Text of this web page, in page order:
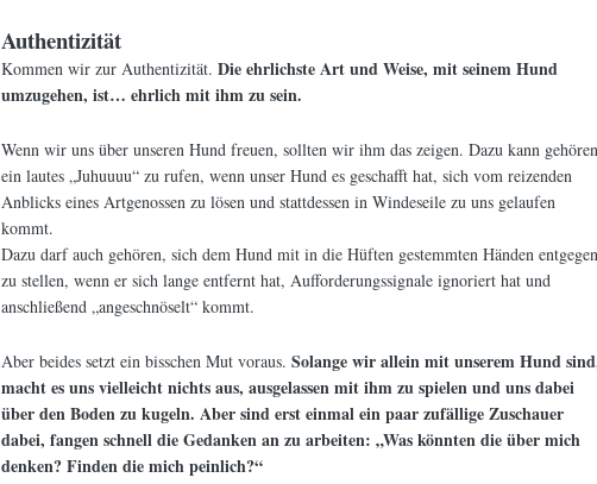
Authentizität
Kommen wir zur Authentizität. Die ehrlichste Art und Weise, mit seinem Hund
umzugehen, ist… ehrlich mit ihm zu sein.
Wenn wir uns über unseren Hund freuen, sollten wir ihm das zeigen. Dazu kann
ein lautes „Juhuuuu“ zu rufen, wenn unser Hund es geschafft hat, sich vom reizenden
Anblicks eines Artgenossen zu lösen und stattdessen in Windeseile zu uns gelaufen
kommt.
Dazu darf auch gehören, sich dem Hund mit in die Hüften gestemmten Händen entgegen
zu stellen, wenn er sich lange entfernt hat, Aufforderungssignale ignoriert hat und
anschließend „angeschnöselt“ kommt.
Aber beides setzt ein bisschen Mut voraus. Solange wir allein mit unserem Hund
macht es uns vielleicht nichts aus, ausgelassen mit ihm zu spielen und uns dabei
über den Boden zu kugeln. Aber sind erst einmal ein paar zufällige Zuschauer
dabei, fangen schnell die Gedanken an zu arbeiten: „Was könnten die über mich
denken? Finden die mich peinlich?“